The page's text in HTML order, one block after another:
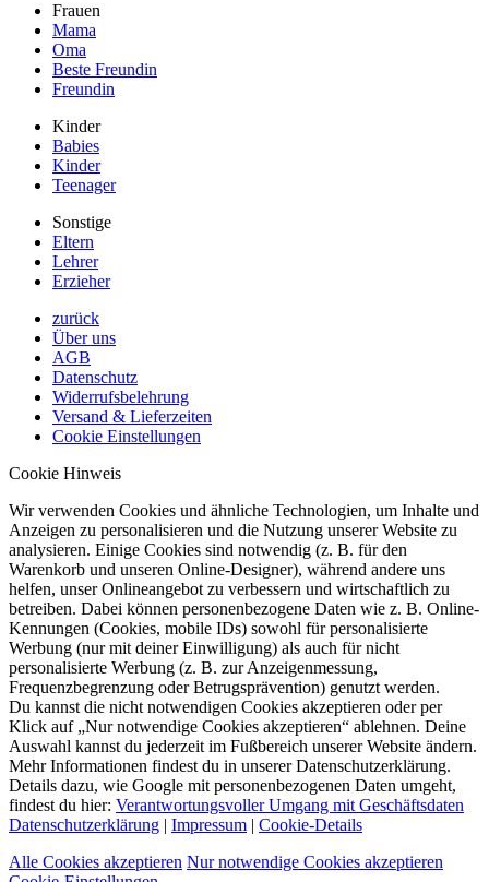
Frauen
Mama
Oma
Beste Freundin
Freundin
Kinder
Babies
Kinder
Teenager
Sonstige
Eltern
Lehrer
Erzieher
zurück
Über uns
AGB
Datenschutz
Widerrufsbelehrung
Versand & Lieferzeiten
Cookie Einstellungen
Cookie Hinweis
Wir verwenden Cookies und ähnliche Technologien, um Inhalte und
Anzeigen zu personalisieren und die Nutzung unserer Website zu
analysieren. Einige Cookies sind notwendig (z. B. für den
Warenkorb und unseren Online-Designer), während andere uns
helfen, unser Onlineangebot zu verbessern und wirtschaftlich zu
betreiben. Dabei können personenbezogene Daten wie z. B. Online-
Kennungen (Cookies, mobile IDs) sowohl für personalisierte
Werbung (nur mit deiner Einwilligung) als auch für nicht
personalisierte Werbung (z. B. zur Anzeigenmessung,
Frequenzbegrenzung oder Betrugsprävention) genutzt werden.
Du kannst die nicht notwendigen Cookies akzeptieren oder per
Klick auf „Nur notwendige Cookies akzeptieren“ ablehnen. Deine
Auswahl kannst du jederzeit im Fußbereich unserer Website ändern.
Mehr Informationen findest du in unserer Datenschutzerklärung.
Details dazu, wie Google mit personenbezogenen Daten umgeht,
findest du hier: Verantwortungsvoller Umgang mit Geschäftsdaten
Datenschutzerklärung | Impressum | Cookie-Details
Alle Cookies akzeptieren Nur notwendige Cookies akzeptieren